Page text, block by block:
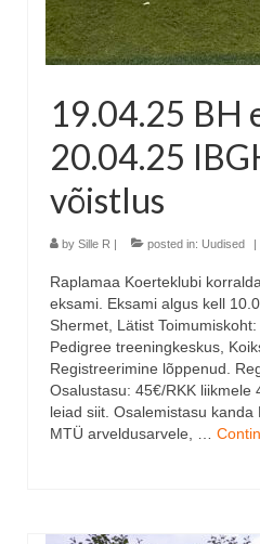
19.04.25 BH
20.04.25
võistlus
by Sille R | posted in: Uudised |
Raplamaa Koerteklubi
eksami. Eksami algus kell
Shermet, Lätist
Pedigree treeningkeskus,
Registreerimine lõppenud.
Osalustasu: 45€/RKK liikmele
leiad siit. Osalemistasu
MTÜ arveldusarvele, …